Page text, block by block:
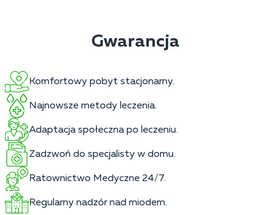
Gwarancja
Komfortowy pobyt stacjonarny.
Najnowsze metody leczenia.
Adaptacja społeczna po leczeniu.
Zadzwoń do specjalisty w domu.
Ratownictwo Medyczne 24/7.
Regularny nadzór nad miodem.